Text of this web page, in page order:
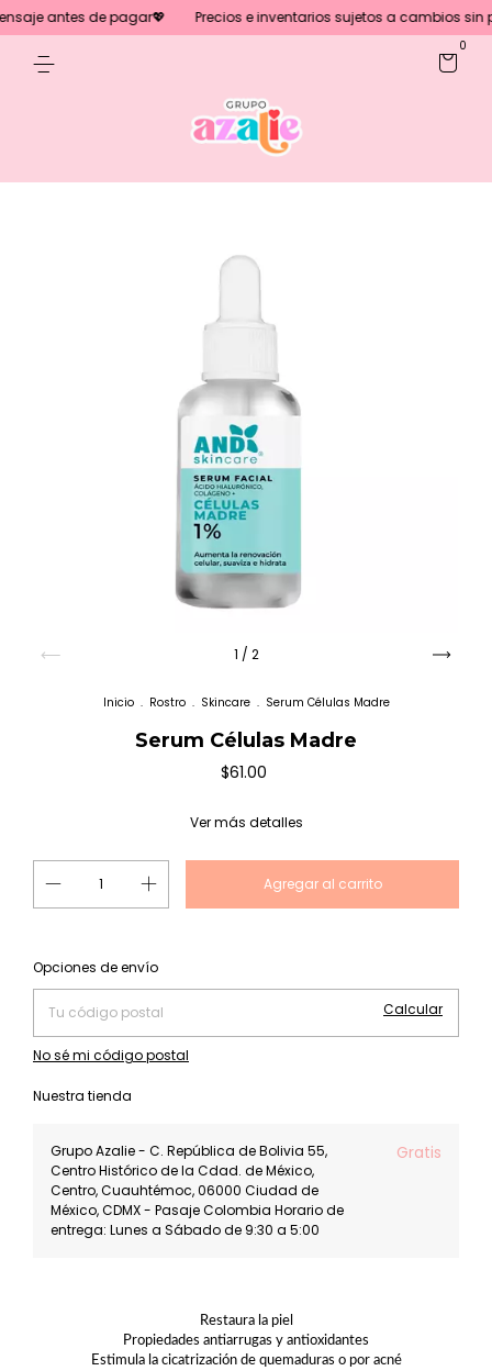
antes de pagar💖 Precios e inventarios sujetos a cambios sin
0
1 / 2
Inicio . Rostro . Skincare . Serum Células Madre
Serum Células Madre
$61.00
Ver más detalles
Entregas para el CP:
Opciones de envío
Calcular
No sé mi código postal
Nuestra tienda
Grupo Azalie - C. República de Bolivia 55,
Centro Histórico de la Cdad. de México,
Centro, Cuauhtémoc, 06000 Ciudad de
México, CDMX - Pasaje Colombia Horario de
entrega: Lunes a Sábado de 9:30 a 5:00
Gratis
Restaura la piel
Propiedades antiarrugas y antioxidantes
Estimula la cicatrización de quemaduras o por acné